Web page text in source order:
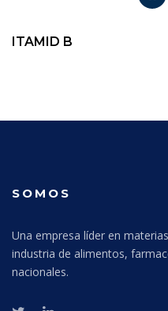
ITAMID B
SOMOS
Una empresa líder en
industria de alimentos,
nacionales.